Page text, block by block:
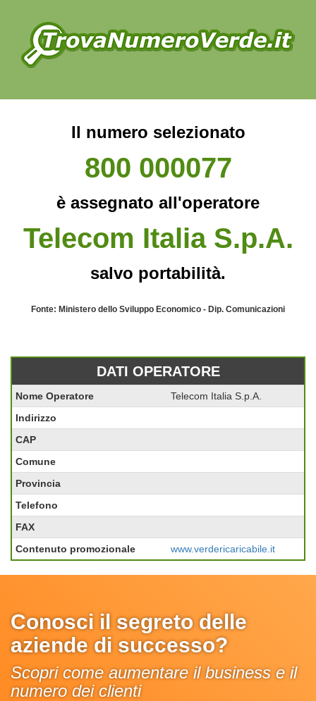
Il numero selezionato
800 000077
è assegnato all'operatore
Telecom Italia S.p.A.
salvo portabilità.
Fonte: Ministero dello Sviluppo Economico - Dip. Comunicazioni
DATI OPERATORE
Nome Operatore
Telecom Italia S.p.A.
Indirizzo
CAP
Comune
Provincia
Telefono
FAX
Contenuto promozionale
www.verdericaricabile.it
Conosci il segreto delle
aziende di successo?
Scopri come aumentare il business e il
numero dei clienti